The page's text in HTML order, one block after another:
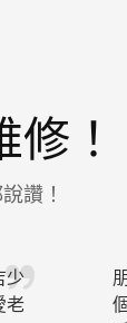
！
讚！
少
老